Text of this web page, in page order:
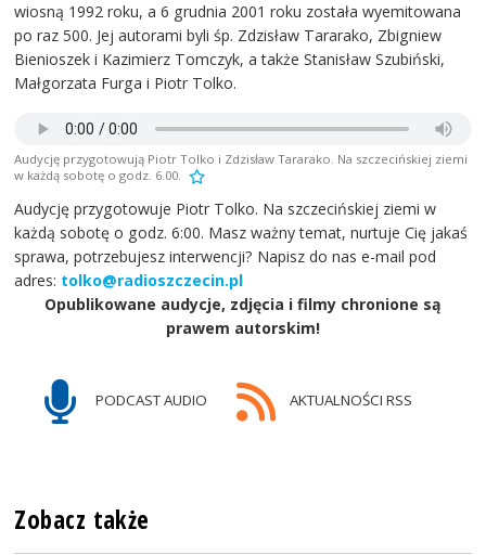
wiosną 1992 roku, a 6 grudnia 2001 roku została wyemitowana
po raz 500. Jej autorami byli śp. Zdzisław Tararako, Zbigniew
Bienioszek i Kazimierz Tomczyk, a także Stanisław Szubiński,
Małgorzata Furga i Piotr Tolko.
Audycję przygotowują Piotr Tolko i Zdzisław Tararako. Na szczecińskiej ziemi
w każdą sobotę o godz. 6.00.
Audycję przygotowuje Piotr Tolko. Na szczecińskiej ziemi w
każdą sobotę o godz. 6:00. Masz ważny temat, nurtuje Cię jakaś
sprawa, potrzebujesz interwencji? Napisz do nas e-mail pod
adres: tolko@radioszczecin.pl
Opublikowane audycje, zdjęcia i filmy chronione są
prawem autorskim!
PODCAST AUDIO AKTUALNOŚCI RSS
Zobacz także